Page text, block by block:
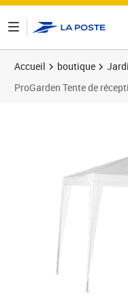
Accueil boutique
ProGarden Tente de